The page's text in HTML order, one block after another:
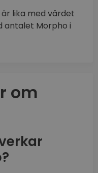
lika med värdet
antalet Morpho i
om